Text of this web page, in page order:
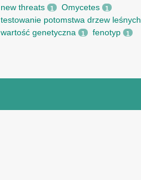
new threats 1 Omycetes 1
testowanie potomstwa drzew leśnych
wartość genetyczna 1 fenotyp 1